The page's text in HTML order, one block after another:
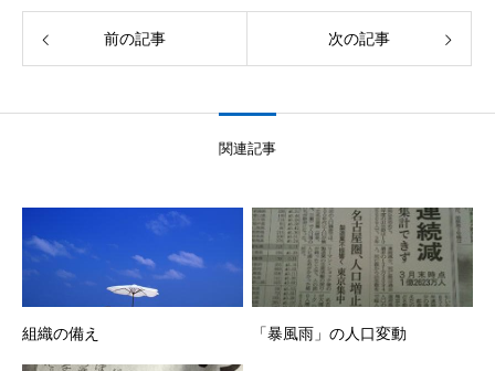
前の記事 次の記事
関連記事
組織の備え 「暴風雨」の人口変動